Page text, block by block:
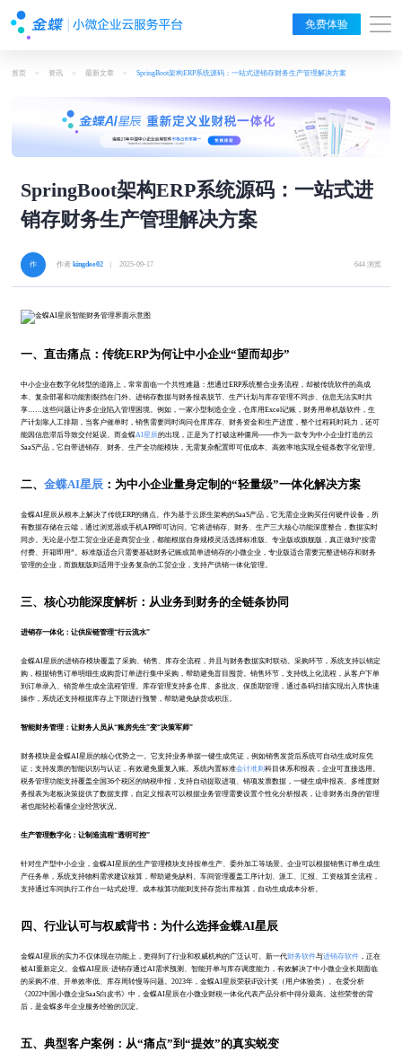
免费体验
首页 > 资讯 > 最新文章 > SpringBoot架构ERP系统源码：一站式进销存财务生产管理解决方案
SpringBoot架构ERP系统源码：一站式进
销存财务生产管理解决方案
作者kingdee02 | 2025-09-17 644 浏览
一、直击痛点：传统ERP为何让中小企业“望而却步”
中小企业在数字化转型的道路上，常常面临一个共性难题：想通过ERP系统整合业务流程，却被传统软件的高成
本、复杂部署和功能割裂挡在门外。进销存数据与财务报表脱节、生产计划与库存管理不同步、信息无法实时共
享……这些问题让许多企业陷入管理困境。例如，一家小型制造企业，仓库用Excel记账，财务用单机版软件，生
产计划靠人工排期，当客户催单时，销售需要同时询问仓库库存、财务资金和生产进度，整个过程耗时耗力，还可
能因信息滞后导致交付延误。而金蝶AI星辰的出现，正是为了打破这种僵局——作为一款专为中小企业打造的云
SaaS产品，它自带进销存、财务、生产全功能模块，无需复杂配置即可低成本、高效率地实现全链条数字化管理。
二、金蝶AI星辰 ：为中小企业量身定制的“轻量级”一体化解决方案
金蝶AI星辰从根本上解决了传统ERP的痛点。作为基于云原生架构的SaaS产品，它无需企业购买任何硬件设备，所
有数据存储在云端，通过浏览器或手机APP即可访问。它将进销存、财务、生产三大核心功能深度整合，数据实时
同步。无论是小型工贸企业还是商贸企业，都能根据自身规模灵活选择标准版、专业版或旗舰版，真正做到“按需
付费、开箱即用”。标准版适合只需要基础财务记账或简单进销存的小微企业，专业版适合需要完整进销存和财务
管理的企业，而旗舰版则适用于业务复杂的工贸企业，支持产供销一体化管理。
三、核心功能深度解析：从业务到财务的全链条协同
进销存一体化：让供应链管理“行云流水”
金蝶AI星辰的进销存模块覆盖了采购、销售、库存全流程，并且与财务数据实时联动。采购环节，系统支持以销定
购，根据销售订单明细生成购货订单进行集中采购，帮助避免盲目囤货。销售环节，支持线上化流程，从客户下单
到订单录入、销货单生成全流程管理。库存管理支持多仓库、多批次、保质期管理，通过条码扫描实现出入库快速
操作，系统还支持根据库存上下限进行预警，帮助避免缺货或积压。
智能财务管理：让财务人员从“账房先生”变“决策军师”
财务模块是金蝶AI星辰的核心优势之一。它支持业务单据一键生成凭证，例如销售发货后系统可自动生成对应凭
证；支持发票的智能识别与认证，有效避免重复入账。系统内置标准会计准则科目体系和报表，企业可直接选用。
税务管理功能支持覆盖全国36个税区的纳税申报，支持自动提取进项、销项发票数据，一键生成申报表。多维度财
务报表为老板决策提供了数据支撑，自定义报表可以根据业务管理需要设置个性化分析报表，让非财务出身的管理
者也能轻松看懂企业经营状况。
生产管理数字化：让制造流程“透明可控”
针对生产型中小企业，金蝶AI星辰的生产管理模块支持按单生产、委外加工等场景。企业可以根据销售订单生成生
产任务单，系统支持物料需求建议核算，帮助避免缺料。车间管理覆盖工序计划、派工、汇报、工资核算全流程，
支持通过车间执行工作台一站式处理。成本核算功能则支持存货出库核算，自动生成成本分析。
四、行业认可与权威背书：为什么选择金蝶AI星辰
金蝶AI星辰的实力不仅体现在功能上，更得到了行业和权威机构的广泛认可。新一代财务软件与进销存软件 ，正在
被AI重新定义。金蝶AI星辰·进销存通过AI需求预测、智能开单与库存调度能力，有效解决了中小微企业长期面临
的采购不准、开单效率低、库存周转慢等问题。2023年，金蝶AI星辰荣获iF设计奖（用户体验类）。在爱分析
《2022中国小微企业SaaS白皮书》中，金蝶AI星辰在小微业财税一体化代表产品分析中得分最高。这些荣誉的背
后，是金蝶多年企业服务经验的沉淀。
五、典型客户案例：从“痛点”到“提效”的真实蜕变